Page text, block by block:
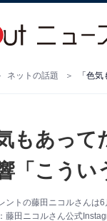
ネットの話題 「色
気もあっ
「こうい
ントの藤田ニコルさんは
藤田ニコルさん公式